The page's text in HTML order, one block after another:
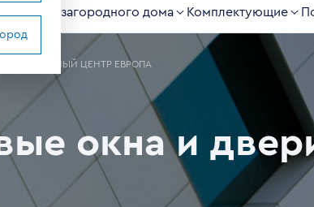
Для загородного дома Комплектующие
ОКОННЫЙ ЦЕНТР ЕВРОПА
окна и